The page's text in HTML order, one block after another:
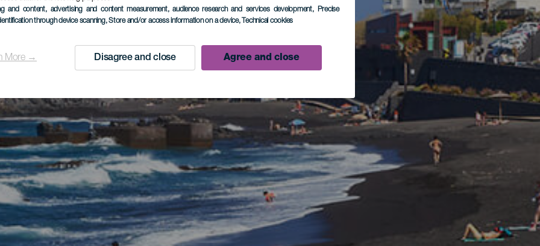
and content, advertising and content measurement, audience research and services development, Precise
through device scanning, Store and/or access information on a device, Technical cookies
More → Disagree and close Agree and close